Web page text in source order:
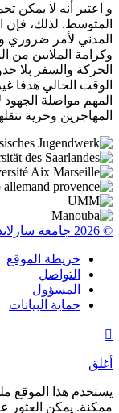
و اعتبر أنه لا يمكن
المتوسط. لذلك، فإن
المدني لأمر ضروري
وكرامة الملايين من
الحركة والسفر بلا
الوقت الحالي هدفا
المهم مواصلة
المهاجرين وحرية
© 2026 جامعة سارلاند | دراسات الرومانسية
خريطة الموقع
التواصل
المسؤول
حماية البيانات

أغلق
يستخدم هذا الموقع
ممكنة. يمكن